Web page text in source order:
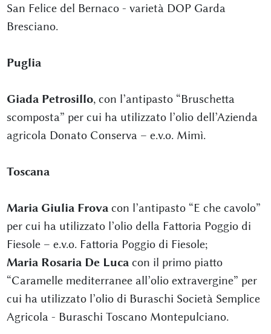
San Felice del Bernaco - varietà DOP Garda
Bresciano.
Puglia
Giada Petrosillo, con l’antipasto “Bruschetta
scomposta” per cui ha utilizzato l’olio dell’Azienda
agricola Donato Conserva – e.v.o. Mimì.
Toscana
Maria Giulia Frova con l’antipasto “E che cavolo”
per cui ha utilizzato l’olio della Fattoria Poggio di
Fiesole – e.v.o. Fattoria Poggio di Fiesole;
Maria Rosaria De Luca con il primo piatto
“Caramelle mediterranee all’olio extravergine” per
cui ha utilizzato l’olio di Buraschi Società Semplice
Agricola - Buraschi Toscano Montepulciano.